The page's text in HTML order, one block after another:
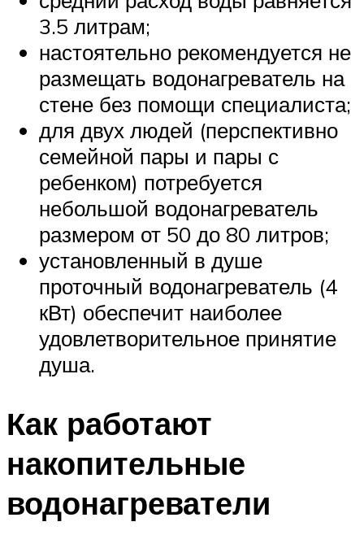
3.5 литрам;
настоятельно рекомендуется не
размещать водонагреватель на
стене без помощи специалиста;
для двух людей (перспективно
семейной пары и пары с
ребенком) потребуется
небольшой водонагреватель
размером от 50 до 80 литров;
установленный в душе
проточный водонагреватель (4
кВт) обеспечит наиболее
удовлетворительное принятие
душа.
Как работают
накопительные
водонагреватели